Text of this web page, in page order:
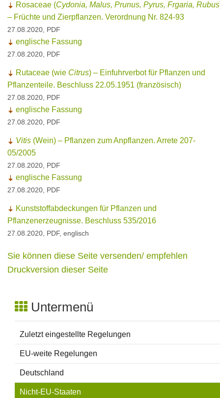
Rosaceae (Cydonia, Malus, Prunus, Pyrus, Frgaria, Rubus
– Früchte und Zierpflanzen. Verordnung Nr. 824-93
27.08.2020, PDF
englische Fassung
27.08.2020, PDF
Rutaceae (wie Citrus) – Einfuhrverbot für Pflanzen und
Pflanzenteile. Beschluss 22.05.1951 (französisch)
27.08.2020, PDF
englische Fassung
27.08.2020, PDF
Vitis (Wein) – Pflanzen zum Anpflanzen. Arrete 207-
05/2005
27.08.2020, PDF
englische Fassung
27.08.2020, PDF
Kunststoffabdeckungen für Pflanzen und
Pflanzenerzeugnisse. Beschluss 535/2016
27.08.2020, PDF, englisch
Sie können diese Seite versenden/ empfehlen
Druckversion dieser Seite
Untermenü
Zuletzt eingestellte Regelungen
EU-weite Regelungen
Deutschland
Nicht-EU-Staaten